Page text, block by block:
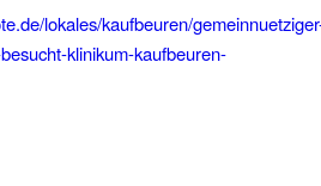
lokales/kaufbeuren/
klinikum-kaufbeuren-